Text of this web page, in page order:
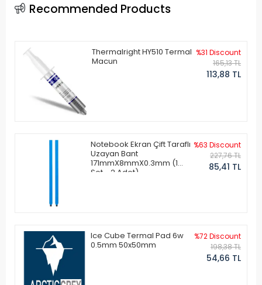
Recommended Products
Thermalright HY510 Termal
Macun
%31 Discount
165,13 TL
113,88 TL
Notebook Ekran Çift Taraflı
Uzayan Bant
171mmX8mmX0.3mm (1
Set - 2 Adet)
%63 Discount
227,76 TL
85,41 TL
Ice Cube Termal Pad 6w
0.5mm 50x50mm
%72 Discount
198,38 TL
54,66 TL